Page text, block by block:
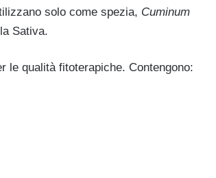
solo come spezia, Cuminum
Sativa.
le qualità fitoterapiche. Contengono: